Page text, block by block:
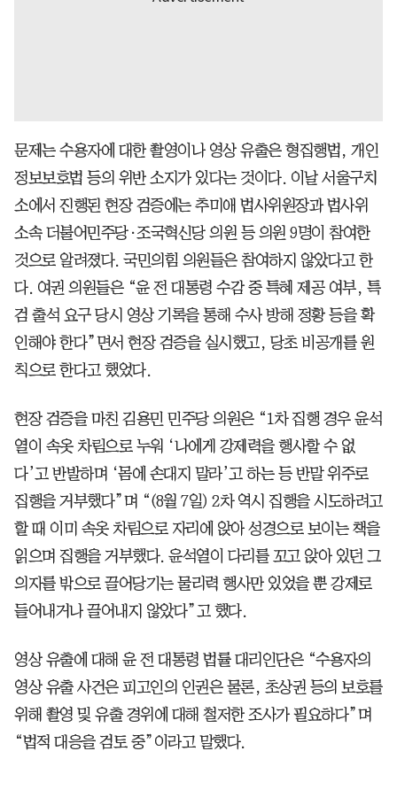
문제는 수용자에 대한 촬영이나 영상 유출은 형집행법, 개인
정보보호법 등의 위반 소지가 있다는 것이다. 이날 서울구치
소에서 진행된 현장 검증에는 추미애 법사위원장과 법사위
소속 더불어민주당·조국혁신당 의원 등 의원 9명이 참여한
것으로 알려졌다. 국민의힘 의원들은 참여하지 않았다고 한
다. 여권 의원들은 “윤 전 대통령 수감 중 특혜 제공 여부, 특
검 출석 요구 당시 영상 기록을 통해 수사 방해 정황 등을 확
인해야 한다”면서 현장 검증을 실시했고, 당초 비공개를 원
칙으로 한다고 했었다.
현장 검증을 마친 김용민 민주당 의원은 “1차 집행 경우 윤석
열이 속옷 차림으로 누워 ‘나에게 강제력을 행사할 수 없
다’고 반발하며 ‘몸에 손대지 말라’고 하는 등 반말 위주로
집행을 거부했다”며 “(8월 7일) 2차 역시 집행을 시도하려고
할 때 이미 속옷 차림으로 자리에 앉아 성경으로 보이는 책을
읽으며 집행을 거부했다. 윤석열이 다리를 꼬고 앉아 있던 그
의자를 밖으로 끌어당기는 물리력 행사만 있었을 뿐 강제로
들어내거나 끌어내지 않았다”고 했다.
영상 유출에 대해 윤 전 대통령 법률 대리인단은 “수용자의
영상 유출 사건은 피고인의 인권은 물론, 초상권 등의 보호를
위해 촬영 및 유출 경위에 대해 철저한 조사가 필요하다”며
“법적 대응을 검토 중”이라고 말했다.